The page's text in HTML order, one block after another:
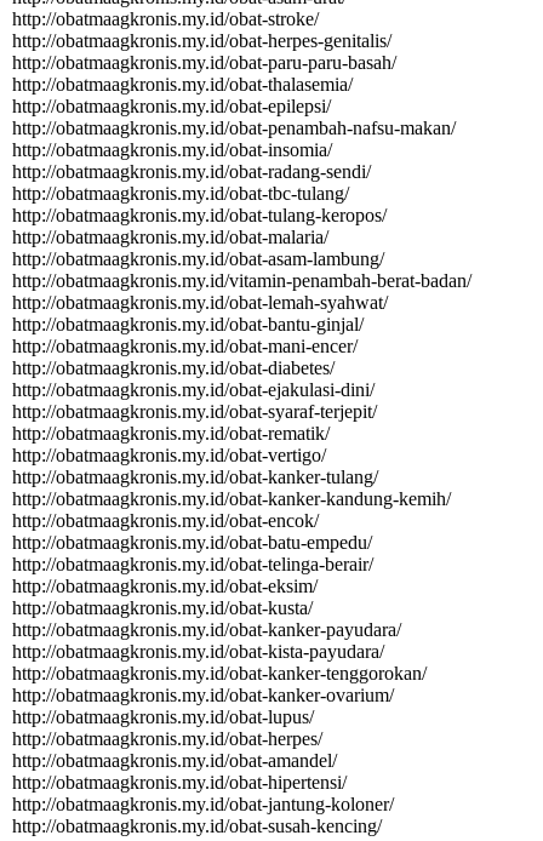
http:­//­obatmaagkronis.­my.­id/­obat-­stroke/­
http:­//­obatmaagkronis.­my.­id/­obat-­herpes-­genitalis/­
http:­//­obatmaagkronis.­my.­id/­obat-­paru-­paru-­basah/­
http:­//­obatmaagkronis.­my.­id/­obat-­thalasemia/­
http:­//­obatmaagkronis.­my.­id/­obat-­epilepsi/­
http:­//­obatmaagkronis.­my.­id/­obat-­penambah-­nafsu-­makan/­
http:­//­obatmaagkronis.­my.­id/­obat-­insomia/­
http:­//­obatmaagkronis.­my.­id/­obat-­radang-­sendi/­
http:­//­obatmaagkronis.­my.­id/­obat-­tbc-­tulang/­
http:­//­obatmaagkronis.­my.­id/­obat-­tulang-­keropos/­
http:­//­obatmaagkronis.­my.­id/­obat-­malaria/­
http:­//­obatmaagkronis.­my.­id/­obat-­asam-­lambung/­
http:­//­obatmaagkronis.­my.­id/­vitamin-­penambah-­berat-­badan/­
http:­//­obatmaagkronis.­my.­id/­obat-­lemah-­syahwat/­
http:­//­obatmaagkronis.­my.­id/­obat-­bantu-­ginjal/­
http:­//­obatmaagkronis.­my.­id/­obat-­mani-­encer/­
http:­//­obatmaagkronis.­my.­id/­obat-­diabetes/­
http:­//­obatmaagkronis.­my.­id/­obat-­ejakulasi-­dini/­
http:­//­obatmaagkronis.­my.­id/­obat-­syaraf-­terjepit/­
http:­//­obatmaagkronis.­my.­id/­obat-­rematik/­
http:­//­obatmaagkronis.­my.­id/­obat-­vertigo/­
http:­//­obatmaagkronis.­my.­id/­obat-­kanker-­tulang/­
http:­//­obatmaagkronis.­my.­id/­obat-­kanker-­kandung-­kemih/­
http:­//­obatmaagkronis.­my.­id/­obat-­encok/­
http:­//­obatmaagkronis.­my.­id/­obat-­batu-­empedu/­
http:­//­obatmaagkronis.­my.­id/­obat-­telinga-­berair/­
http:­//­obatmaagkronis.­my.­id/­obat-­eksim/­
http:­//­obatmaagkronis.­my.­id/­obat-­kusta/­
http:­//­obatmaagkronis.­my.­id/­obat-­kanker-­payudara/­
http:­//­obatmaagkronis.­my.­id/­obat-­kista-­payudara/­
http:­//­obatmaagkronis.­my.­id/­obat-­kanker-­tenggorokan/­
http:­//­obatmaagkronis.­my.­id/­obat-­kanker-­ovarium/­
http:­//­obatmaagkronis.­my.­id/­obat-­lupus/­
http:­//­obatmaagkronis.­my.­id/­obat-­herpes/­
http:­//­obatmaagkronis.­my.­id/­obat-­amandel/­
http:­//­obatmaagkronis.­my.­id/­obat-­hipertensi/­
http:­//­obatmaagkronis.­my.­id/­obat-­jantung-­koloner/­
http:­//­obatmaagkronis.­my.­id/­obat-­susah-­kencing/­ ‎